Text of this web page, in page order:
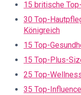
15 britische
30 Top-
Königreich
15 Top-
15 Top-Plus-
25 Top-
35 Top-